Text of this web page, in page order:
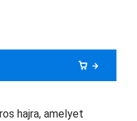
hajra, amelyet